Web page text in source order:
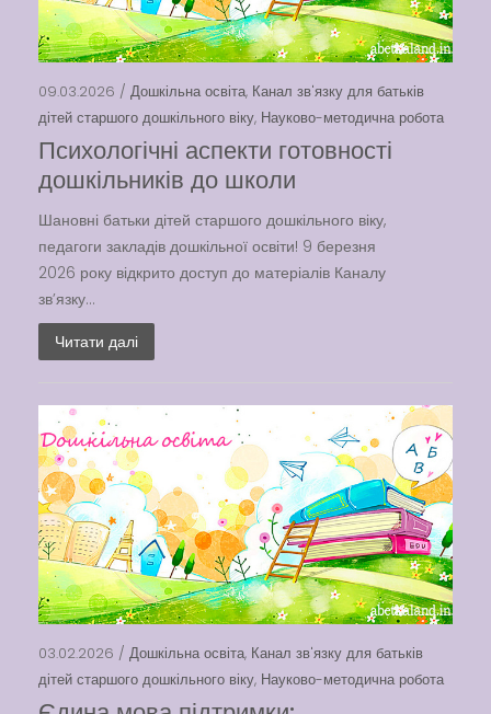
09.03.2026 / Дошкільна освіта, Канал зв'язку для батьків
дітей старшого дошкільного віку, Науково-методична робота
Психологічні аспекти готовності
дошкільників до школи
Шановні батьки дітей старшого дошкільного віку,
педагоги закладів дошкільної освіти! 9 березня
2026 року відкрито доступ до матеріалів Каналу
зв’язку...
Читати далі
03.02.2026 / Дошкільна освіта, Канал зв'язку для батьків
дітей старшого дошкільного віку, Науково-методична робота